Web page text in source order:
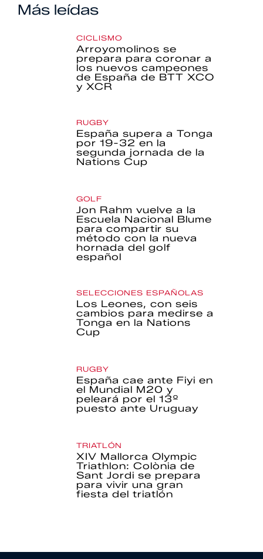
Más leídas
CICLISMO
Arroyomolinos se
prepara para coronar a
los nuevos campeones
de España de BTT XCO
y XCR
RUGBY
España supera a Tonga
por 19-32 en la
segunda jornada de la
Nations Cup
GOLF
Jon Rahm vuelve a la
Escuela Nacional Blume
para compartir su
método con la nueva
hornada del golf
español
SELECCIONES ESPAÑOLAS
Los Leones, con seis
cambios para medirse a
Tonga en la Nations
Cup
RUGBY
España cae ante Fiyi en
el Mundial M20 y
peleará por el 13º
puesto ante Uruguay
TRIATLÓN
XIV Mallorca Olympic
Triathlon: Colònia de
Sant Jordi se prepara
para vivir una gran
fiesta del triatlón